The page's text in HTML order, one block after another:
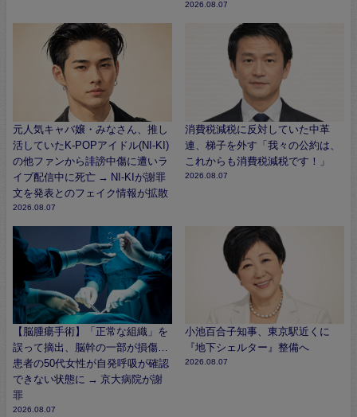
2026.08.07
元人気キャバ嬢・みなさん、推し
活していたK-POPアイドル(NI-KI)
の他ファンから誹謗中傷に遭いラ
イブ配信中に死亡 → NI-KIが謝罪
文を発表とのフェイク情報が拡散
2026.08.07
消費税減税に反対していた中革
連、梯子を外す「我々の公約は、
これからも消費税減税です！」
2026.08.07
【脳腫瘍手術】「正常な組織」を
誤って摘出、脳幹の一部が損傷…
患者の50代女性が自発呼吸が確認
できない状態に → 京大病院が謝
罪
2026.08.07
小池百合子知事、東京駅近くに
『地下シェルター』整備へ
2026.08.07